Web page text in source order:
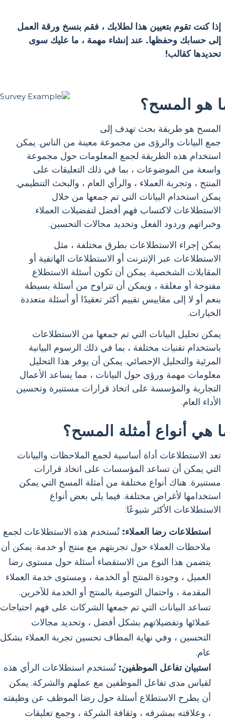
إذا كنت تقوم بتعيين هذا لطلابك ، فقم بنسخ ورقة العمل
إلى حسابك وحفظها. عند إنشاء مهمة ، ما عليك سوى
تحديدها كقالب!
هو المسح؟
المسح هو طريقة بحث تهدف إلى
جمع البيانات والرؤى من مجموعة معينة من الناس. يمكن
استخدام هذه الطريقة لجمع المعلومات حول مجموعة
واسعة من الموضوعات ، بما في ذلك التعليقات على
المنتج ، وتجربة العملاء ، والرأي العام ، والبحث التنظيمي.
يمكن استخدام البيانات التي تم جمعها من خلال
الاستطلاعات لاكتساب فهم أفضل لتفضيلات العملاء
وخبراتهم وردود الفعل وتحديد مجالات التحسين.
يمكن إجراء الاستطلاعات بطرق مختلفة ، مثل
الاستطلاعات عبر الإنترنت أو الاستطلاعات الهاتفية أو
المقابلات الشخصية. يمكن أن تكون أسئلة الاستطلاع
مفتوحة أو مغلقة ، ويمكن أن تتراوح من أسئلة بسيطة
بنعم أو لا إلى مقاييس تقييم أكثر تعقيدًا أو أسئلة متعددة
الخيارات.
يمكن تحليل البيانات التي تم جمعها من الاستطلاعات
باستخدام تقنيات مختلفة ، بما في ذلك الرسوم البيانية
المرئية والتحليل الإحصائي. يمكن أن يوفر هذا التحليل
معلومات مهمة ورؤى حول البيانات ، مما يساعد الأعمال
التجارية والمؤسسة على اتخاذ قرارات مستنيرة وتحسين
الأداء العام.
هي أنواع أمثلة المسح؟
تعد الاستطلاعات أداة أساسية لجمع الملاحظات والبيانات
التي يمكن أن تساعد المؤسسات على اتخاذ قرارات
مستنيرة. هناك أنواع مختلفة من أمثلة المسح التي يمكن
استخدامها لأغراض مختلفة. فيما يلي بعض أنواع
الاستطلاعات الأكثر شيوعًا:
استطلاعات رضا العملاء: تُستخدم هذه الاستطلاعات لجمع
ملاحظات العملاء حول تجربتهم مع منتج أو خدمة. يمكن أن
يتضمن هذا النوع من الاستقصاء أسئلة حول مستوى رضا
العميل ، وجودة المنتج أو الخدمة ، ومستوى خدمة العملاء
المقدمة ، واحتمال التوصية بالمنتج أو الخدمة للآخرين.
تساعد البيانات التي تم جمعها الشركات على فهم احتياجات
عملائها وتفضيلاتهم بشكل أفضل ، وتحديد مجالات
التحسين ، وفي نهاية المطاف تحسين تجربة العملاء بشكل
عام.
استبيان تفاعل الموظفين: تُستخدم استطلاعات الرأي هذه
لقياس مدى تفاعل الموظفين مع عملهم والشركة. يمكن
أن يطرح الاستطلاع أسئلة حول رضا الموظف عن وظيفته
، وعلاقته بمشرفه ، وثقافة الشركة ، وجمع تعليقات